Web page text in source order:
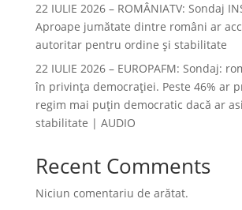
22 IULIE 2026 – ROMÂNIATV: Sondaj
Aproape jumătate dintre români ar
autoritar pentru ordine și stabilitate
22 IULIE 2026 – EUROPAFM: Sondaj:
în privința democrației. Peste 46% ar
regim mai puțin democratic dacă ar
stabilitate | AUDIO
Recent Comments
Niciun comentariu de arătat.